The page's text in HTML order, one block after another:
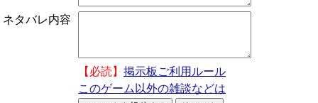
ネタバレ内容
【必読】 掲示板ご利用ルール
このゲーム以外の雑談などは